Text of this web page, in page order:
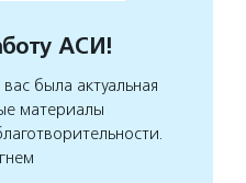
АСИ!
была актуальная
материалы